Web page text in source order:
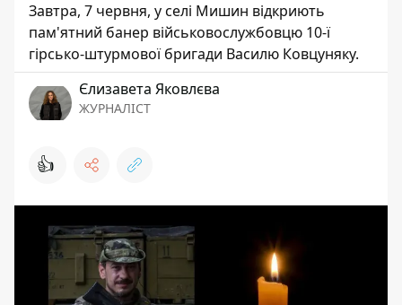
Завтра, 7 червня, у селі Мишин відкриють
пам'ятний банер військовослужбовцю 10-ї
гірсько-штурмової бригади Василю Ковцуняку.
Єлизавета Яковлєва
ЖУРНАЛІСТ
👍